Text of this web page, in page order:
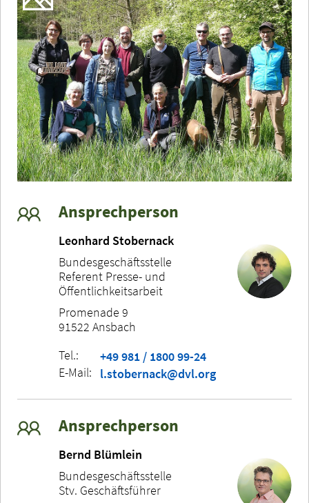
Ansprechperson
Leonhard Stobernack
Bundesgeschäftsstelle
Referent Presse- und
Öffentlichkeitsarbeit
Promenade 9
91522 Ansbach
Tel.:
+49 981 / 1800 99-24
E-Mail:
l.stobernack@dvl.org
Ansprechperson
Bernd Blümlein
Bundesgeschäftsstelle
Stv. Geschäftsführer